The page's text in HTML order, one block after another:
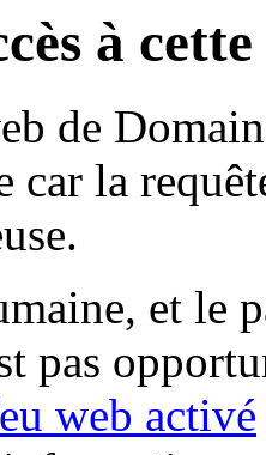
à
de
car la
et le
pas
web activé